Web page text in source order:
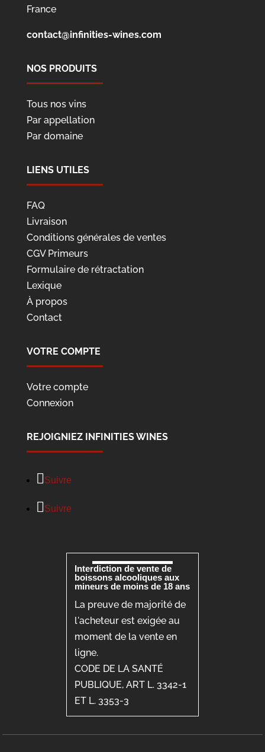
France
contact@infinities-wines.com
NOS PRODUITS
Tous nos vins
Par appellation
Par domaine
LIENS UTILES
FAQ
Livraison
Conditions générales de ventes
CGV Primeurs
Formulaire de rétractation
Lexique
À propos
Contact
VOTRE COMPTE
Votre compte
Connexion
REJOIGNIEZ INFINITIES WINES
Suivre
Suivre
Interdiction de vente de
boissons alcooliques aux
mineurs de moins de 18 ans
La preuve de majorité de
l'acheteur est exigée au
moment de la vente en
ligne.
CODE DE LA SANTÉ
PUBLIQUE, ART L. 3342-1
ET L. 3353-3